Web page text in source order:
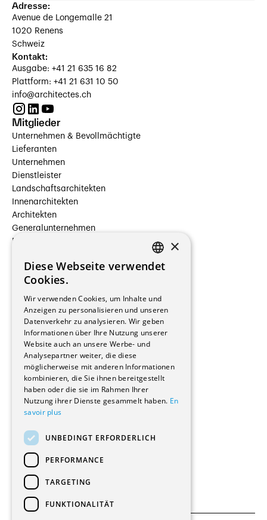
Adresse:
Avenue de Longemalle 21
1020 Renens
Schweiz
Kontakt:
Ausgabe: +41 21 635 16 82
Plattform: +41 21 631 10 50
info@architectes.ch
Mitglieder
Unternehmen & Bevollmächtigte
Lieferanten
Unternehmen
Dienstleister
Landschaftsarchitekten
Innenarchitekten
Architekten
Generalunternehmen
Beauftragte Unternehmen
Hersteller/Lieferanten
Bauherrschaften
Immobilienverwaltungsgesellschaften
Stockwerkeigentum
Reportagen
Wohnungen
Renovierungen
Innere Umbauten
Gastgewerbe und Tourismus
Verwaltungsgebäude und Geschäfte
Schuleinrichtungen
Medizinische Einrichtungen
Kultur - Sport - Freizeit
Industrie - Handwerk
Transport und Parkplätze
Diverse Bauten
FRENCH
×
Diese Webseite verwendet
Cookies.
Wir verwenden Cookies, um Inhalte und
Anzeigen zu personalisieren und unseren
Datenverkehr zu analysieren. Wir geben
Informationen über Ihre Nutzung unserer
Website auch an unsere Werbe- und
Analysepartner weiter, die diese
möglicherweise mit anderen Informationen
kombinieren, die Sie ihnen bereitgestellt
haben oder die sie im Rahmen Ihrer
Nutzung ihrer Dienste gesammelt haben. En
savoir plus
UNBEDINGT ERFORDERLICH
PERFORMANCE
TARGETING
FUNKTIONALITÄT